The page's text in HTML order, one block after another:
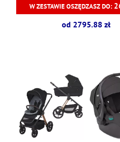
W ZESTAWIE OSZĘDZASZ DO:
od 2795.88 zł